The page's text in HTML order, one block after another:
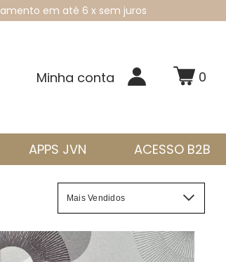
em até 6 x sem juros
Minha conta 0
APPS JVN ACESSO B2B